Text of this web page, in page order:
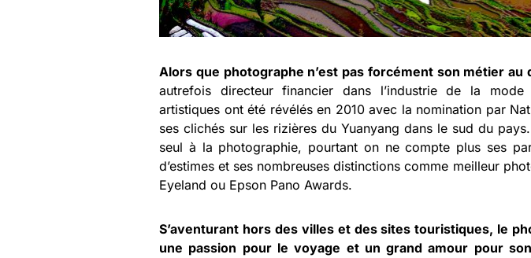
Alors que photographe n’est pas forcément son métier au
autrefois directeur financier dans l’industrie de la
artistiques ont été révélés en 2010 avec la nomination par
ses clichés sur les rizières du Yuanyang dans le sud du
seul à la photographie, pourtant on ne compte plus ses
d’estimes et ses nombreuses distinctions comme meilleur
Eyeland ou Epson Pano Awards.
S’aventurant hors des villes et des sites touristiques, le
une passion pour le voyage et un grand amour pour